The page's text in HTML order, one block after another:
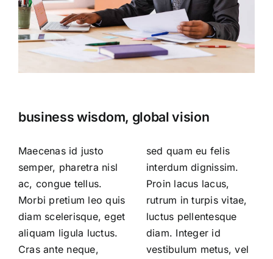
business wisdom, global vision
Maecenas id justo
semper, pharetra nisl
ac, congue tellus.
Morbi pretium leo quis
diam scelerisque, eget
aliquam ligula luctus.
Cras ante neque,
sed quam eu felis
interdum dignissim.
Proin lacus lacus,
rutrum in turpis vitae,
luctus pellentesque
diam. Integer id
vestibulum metus, vel